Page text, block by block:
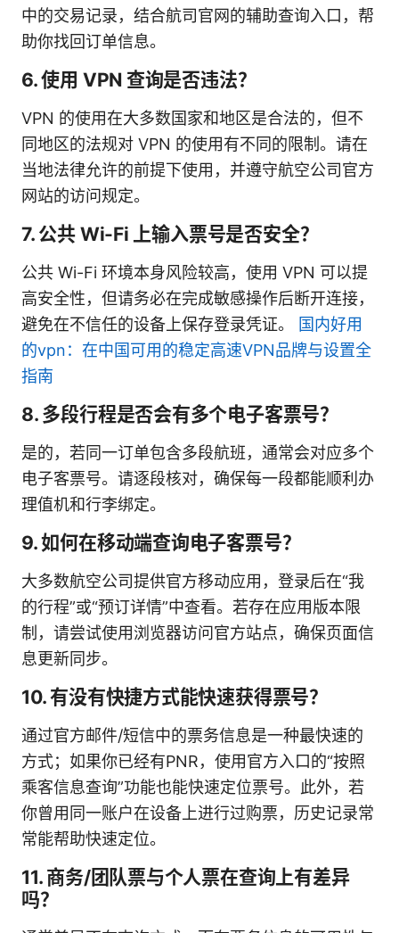
中的交易记录，结合航司官网的辅助查询入口，帮
助你找回订单信息。
6. 使用 VPN 查询是否违法？
VPN 的使用在大多数国家和地区是合法的，但不
同地区的法规对 VPN 的使用有不同的限制。请在
当地法律允许的前提下使用，并遵守航空公司官方
网站的访问规定。
7. 公共 Wi-Fi 上输入票号是否安全？
公共 Wi-Fi 环境本身风险较高，使用 VPN 可以提
高安全性，但请务必在完成敏感操作后断开连接，
避免在不信任的设备上保存登录凭证。
国内好用
的vpn：在中国可用的稳定高速VPN品牌与设置全
指南
8. 多段行程是否会有多个电子客票号？
是的，若同一订单包含多段航班，通常会对应多个
电子客票号。请逐段核对，确保每一段都能顺利办
理值机和行李绑定。
9. 如何在移动端查询电子客票号？
大多数航空公司提供官方移动应用，登录后在“我
的行程”或“预订详情”中查看。若存在应用版本限
制，请尝试使用浏览器访问官方站点，确保页面信
息更新同步。
10. 有没有快捷方式能快速获得票号？
通过官方邮件/短信中的票务信息是一种最快速的
方式；如果你已经有PNR，使用官方入口的“按照
乘客信息查询”功能也能快速定位票号。此外，若
你曾用同一账户在设备上进行过购票，历史记录常
常能帮助快速定位。
11. 商务/团队票与个人票在查询上有差异
吗？